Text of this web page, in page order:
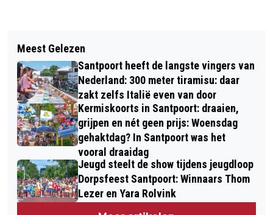
KINDEREN VANAF 2027 GRATIS MET
OV, KORTING 65-PLUSSERS
VERDWIJNT
STUDENTEN FOODSERVICE NOVA
COLLEGE HAARLEMMERMEER
BEHALEN EXTRA BRANCHE-
CERTIFICAAT SOCIALE HYGIËNE
Meest Gelezen
Santpoort heeft de langste vingers van
Nederland: 300 meter tiramisu: daar
zakt zelfs Italië even van door
Kermiskoorts in Santpoort: draaien,
grijpen en nét geen prijs: Woensdag
gehaktdag? In Santpoort was het
vooral draaidag
Jeugd steelt de show tijdens jeugdloop
Dorpsfeest Santpoort: Winnaars Thom
Lezer en Yara Rolvink